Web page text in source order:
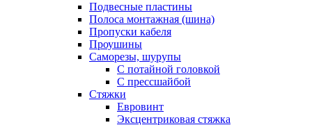
Подвесные пластины
Полоса монтажная (шина)
Пропуски кабеля
Проушины
Саморезы, шурупы
С потайной головкой
С прессшайбой
Стяжки
Евровинт
Эксцентриковая стяжка